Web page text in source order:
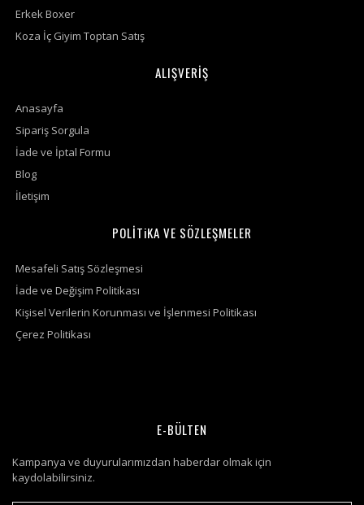
Erkek Boxer
Koza İç Giyim Toptan Satış
ALIŞVERİŞ
Anasayfa
Sipariş Sorgula
İade ve İptal Formu
Blog
İletişim
POLİTiKA VE SÖZLEŞMELER
Mesafeli Satış Sözleşmesi
İade ve Değişim Politikası
Kişisel Verilerin Korunması ve İşlenmesi Politikası
Çerez Politikası
E-BÜLTEN
Kampanya ve duyurularımızdan haberdar olmak için
kaydolabilirsiniz.